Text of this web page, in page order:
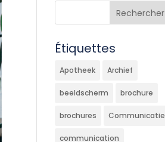
Étiquettes
Apotheek Archief
beeldscherm brochure
brochures Communicatie
communication